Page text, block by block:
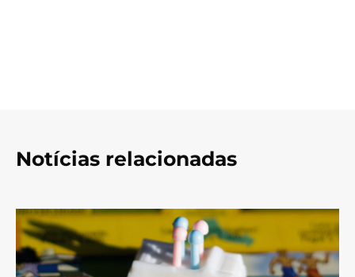
Notícias relacionadas